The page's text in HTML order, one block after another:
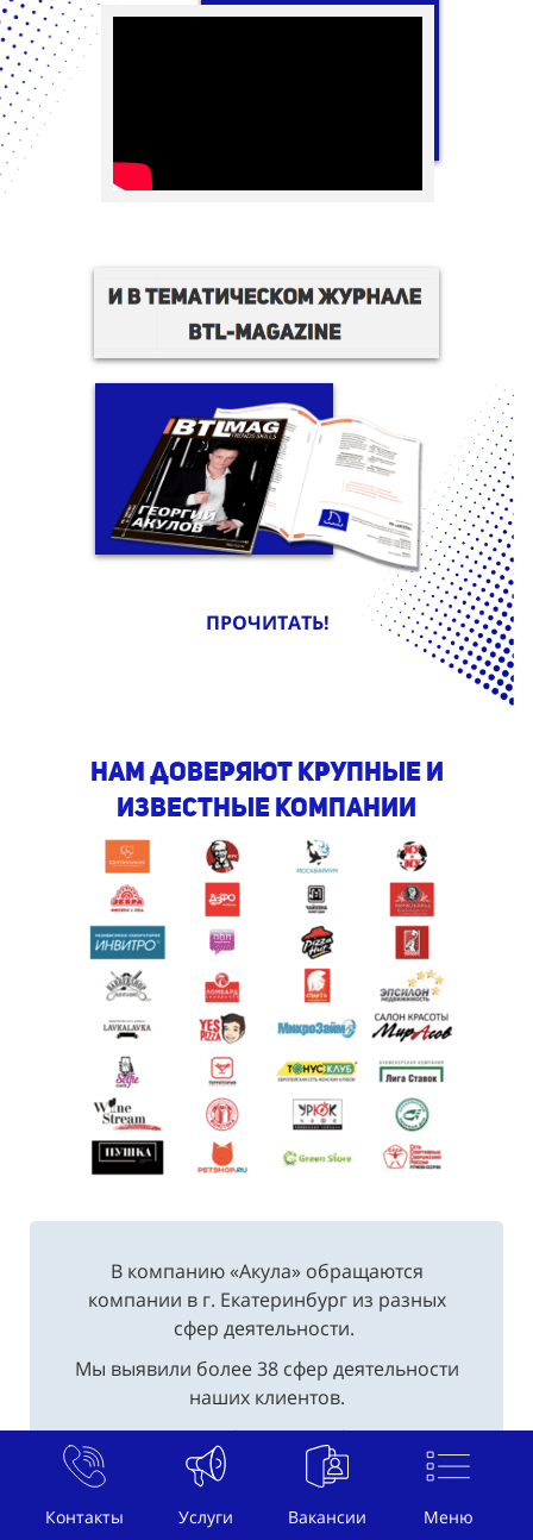
Контакты Услуги Вакансии Меню
ПРОЧИТАТЬ!
Нам доверяют крупные и
известные компании
В компанию «Акула» обращаются
компании в г. Екатеринбург из разных
сфер деятельности.
Мы выявили более 38 сфер деятельности
наших клиентов.
К нам часто обращаются фирмы в г.
Екатеринбург, которые хотят заказать
услуги массовки.